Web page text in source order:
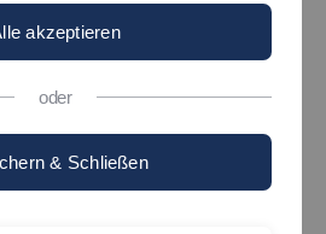
DES
akzeptieren
oder
& Schließen